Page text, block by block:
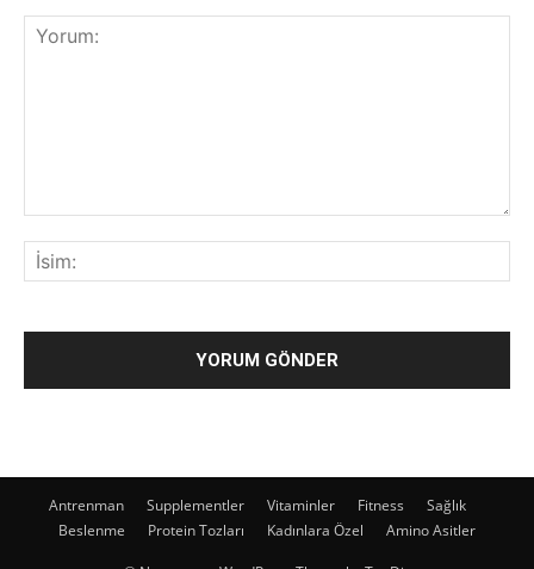
Antrenman Supplementler Vitaminler Fitness
Sağlık
Beslenme
Protein Tozları Kadınlara Özel Amino Asitler